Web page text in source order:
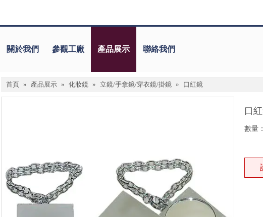
關於我們 參觀工廠 產品展示 聯絡我們
首頁 » 產品展示 » 化妝鏡 » 立鏡/手拿鏡/穿衣鏡/掛鏡 » 口紅鏡
口
數量：